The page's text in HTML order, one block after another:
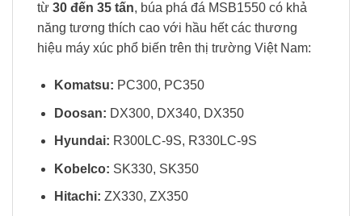
từ 30 đến 35 tấn, búa phá đá MSB1550 có khả
năng tương thích cao với hầu hết các thương
hiệu máy xúc phổ biến trên thị trường Việt Nam:
Komatsu: PC300, PC350
Doosan: DX300, DX340, DX350
Hyundai: R300LC-9S, R330LC-9S
Kobelco: SK330, SK350
Hitachi: ZX330, ZX350